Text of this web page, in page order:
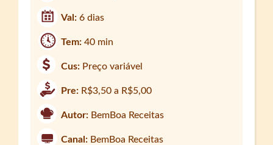
Val:6 dias
Tem:40 min
Cus: Preço variável
Pre: R$3,50 a R$5,00
Autor: BemBoa Receitas
Canal: BemBoa Receitas